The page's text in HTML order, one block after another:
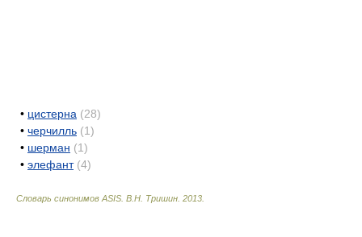
• цистерна (28)
• черчилль (1)
• шерман (1)
• элефант (4)
Словарь синонимов ASIS. В.Н. Тришин 2013